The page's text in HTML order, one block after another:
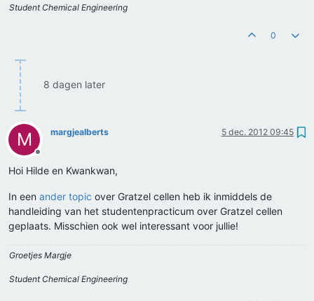
Student Chemical Engineering
0
8 dagen later
M
Offline
margjealberts 5 dec. 2012 09:45
Hoi Hilde en Kwankwan,
In een ander topic over Gratzel cellen heb ik inmiddels de
handleiding van het studentenpracticum over Gratzel cellen
geplaats. Misschien ook wel interessant voor jullie!
Groetjes Margje
Student Chemical Engineering